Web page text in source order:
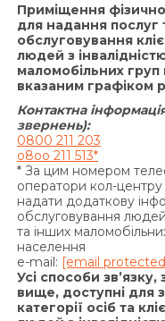
«У разі
Позичальником
сплати процентів
або Комісії за
Договору
видачу Кредиту)
Кредит
умови
передбачають
додаткових
Кредиту у
на підставі
Цивільного
має право
зобов’язаний
Приміщення
для надання послуг
обслуговування
людей з
маломобільних
вказаним графіком
Контактна
звернень):
0800 211 203
o8oo 211 513*
* За цим номером
оператори кол-
надати додаткову
обслуговування людей
та інших
населення
e-mail: [email
Усі способи зв’язку,
вище, доступні для
категорії осіб та